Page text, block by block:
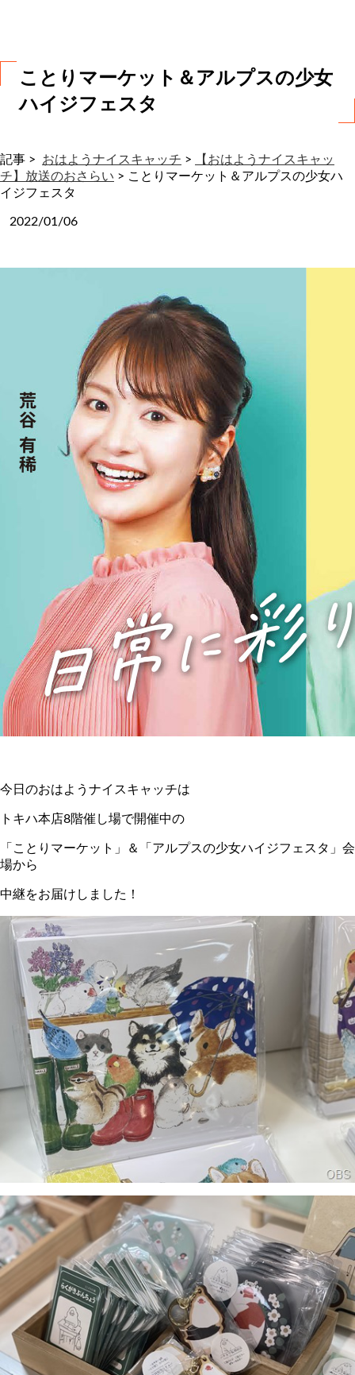
ことりマーケット＆アルプスの少女
ハイジフェスタ
記事 > おはようナイスキャッチ >
【おはようナイスキャッ
チ】放送のおさらい > ことりマーケット＆アルプスの少女ハ
イジフェスタ
2022/01/06
今日のおはようナイスキャッチは
トキハ本店8階催し場で開催中の
「ことりマーケット」＆「アルプスの少女ハイジフェスタ」会
場から
中継をお届けしました！